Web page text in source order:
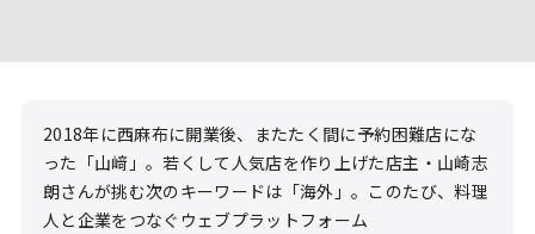
2018年に西麻布に開業後、またたく間に予約困難店にな
った「山﨑」。若くして人気店を作り上げた店主・山崎志
朗さんが挑む次のキーワードは「海外」。このたび、料理
人と企業をつなぐウェブプラットフォーム